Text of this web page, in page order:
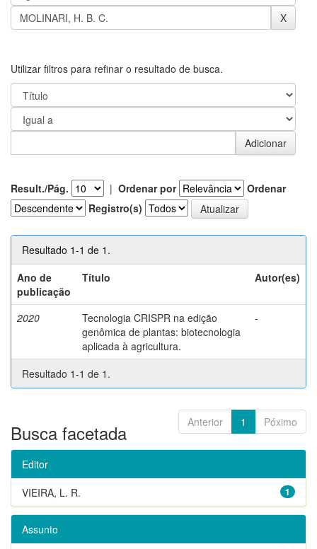
Utilizar filtros para refinar o resultado de busca.
Result./Pág. | Ordenar por
Ordenar
Registro(s)
Resultado 1-1 de 1.
Ano de
publicação
Título Autor(es)
2020
Tecnologia CRISPR na edição
genômica de plantas: biotecnologia
aplicada à agricultura.
-
Resultado 1-1 de 1.
Anterior 1 Póximo
Busca facetada
Editor
1
VIEIRA, L. R.
Assunto